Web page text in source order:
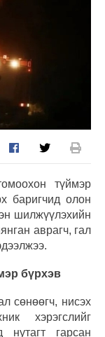
түймэр
баригчид олон
шилжүүлэхийн
аврагч, гал
бүрхэв
сөнөөгч, нисэх
хэрэгслийг
гарсан